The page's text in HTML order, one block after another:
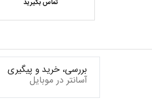
تماس بگیرید
بررسی، خرید و پیگیری
آسانتر در موبایل